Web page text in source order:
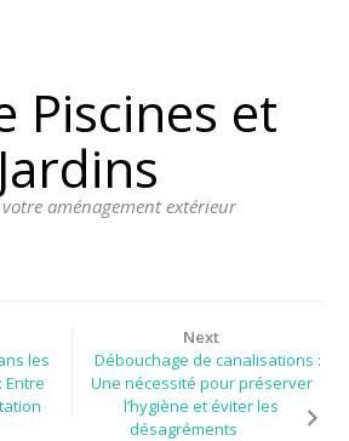
Piscines et
Jardins
aménagement extérieur
les
Entre
Next
Débouchage de canalisations :
Une nécessité pour préserver
l’hygiène et éviter les
désagréments